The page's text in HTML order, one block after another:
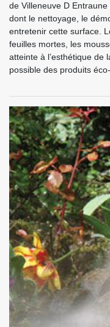
de Villeneuve D
dont le nettoyage, le
entretenir cette surface.
feuilles mortes, les
atteinte à l’esthétique de
possible des produits